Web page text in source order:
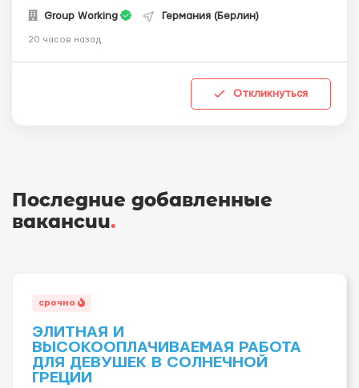
Group Working Германия (Берлин)
20 часов назад
Откликнуться
Последние добавленные
вакансии.
срочно
ЭЛИТНАЯ И
ВЫСОКООПЛАЧИВАЕМАЯ РАБОТА
ДЛЯ ДЕВУШЕК В СОЛНЕЧНОЙ
ГРЕЦИИ